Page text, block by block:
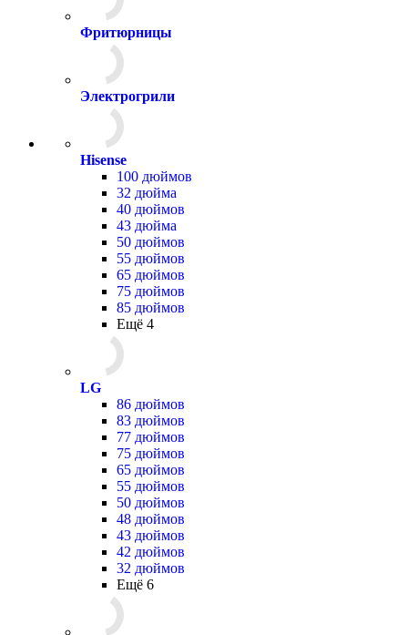
Фритюрницы
Электрогрили
Hisense
100 дюймов
32 дюйма
40 дюймов
43 дюйма
50 дюймов
55 дюймов
65 дюймов
75 дюймов
85 дюймов
Ещё 4
LG
86 дюймов
83 дюймов
77 дюймов
75 дюймов
65 дюймов
55 дюймов
50 дюймов
48 дюймов
43 дюймов
42 дюймов
32 дюймов
Ещё 6